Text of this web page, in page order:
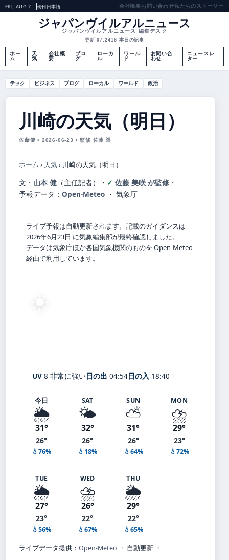
FRI, AUG 7 朝刊日本語 会社概要お問い合わせ私たちのストーリー
ジャパンヴイルアルニュース
ジャパンヴイルアルニュース 編集デスク
更新 07:2416 本日の記事
ホー
ム
天
気
会社概
要
ブロ
グ
ローカ
ル
ワール
ド
お問い合
わせ
ニュースレ
ター
テック ビジネス ブログ ローカル ワールド 政治
川崎の天気（明日）
佐藤健 • 2026-06-23 • 監修 佐藤 遥
ホーム › 天気› 川崎の天気（明日）
文・ 山本 健 （主任記者） ・ 佐藤 美咲 が監修 ・
予報データ： Open-Meteo ・ 気象庁
ライブ予報は自動更新されます。記載のガイダンスは
2026年6月23日 に気象編集部が最終確認しました。
データは気象庁ほか各国気象機関のものを Open-Meteo
経由で利用しています。
☀️
UV 8 非常に強い日の出 04:54日の入 18:40
今日
🌦️
31°
26°
💧76%
SAT
🌤️
32°
26°
💧18%
SUN
⛅
31°
26°
💧64%
MON
⛈️
29°
23°
💧72%
TUE
🌦️
27°
23°
💧56%
WED
⛈️
26°
22°
💧67%
THU
🌦️
29°
22°
💧65%
ライブデータ提供： Open-Meteo ・ 自動更新 ・